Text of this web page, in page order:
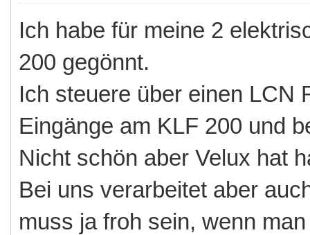
Ich habe für meine 2
200 gegönnt.
Ich steuere über einen LCN
Eingänge am KLF 200 und
Nicht schön aber Velux hat
Bei uns verarbeitet aber
muss ja froh sein, wenn